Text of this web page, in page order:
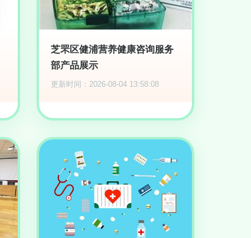
芝罘区健浦营养健康咨询服务
部产品展示
更新时间：2026-08-04 13:58:08